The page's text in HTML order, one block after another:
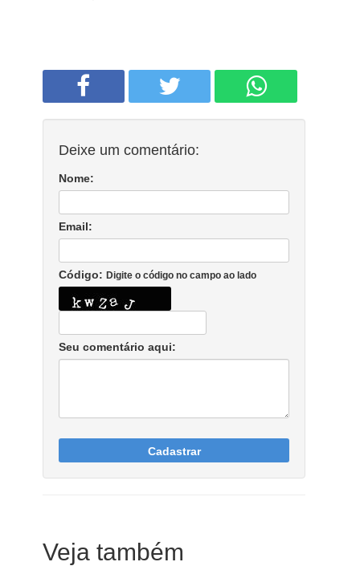
Deixe um comentário:
Nome:
Email:
Código: Digite o código no campo ao lado
Seu comentário aqui:
Cadastrar
Veja também